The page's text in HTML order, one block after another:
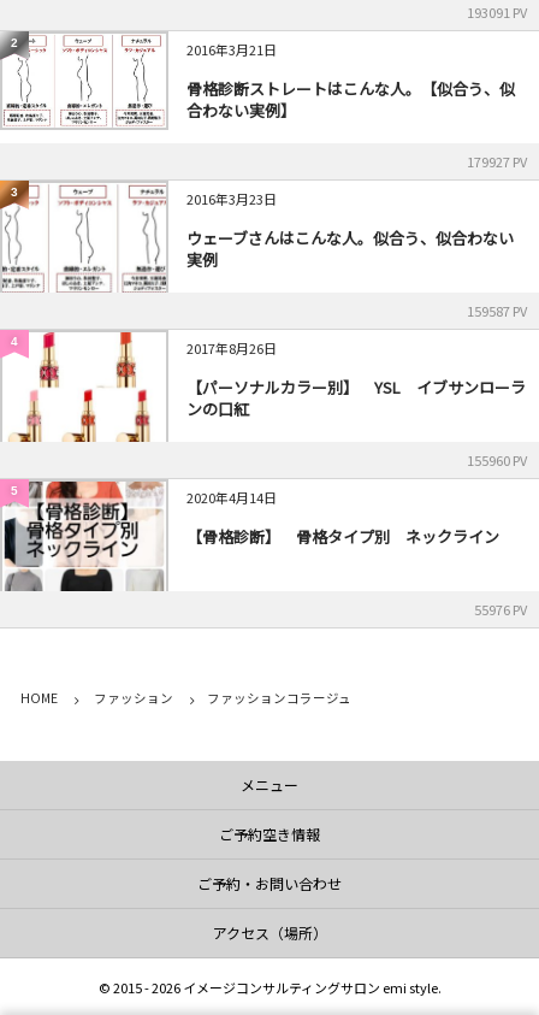
193091 PV
2 2016年3月21日
骨格診断ストレートはこんな人。【似合う、似
合わない実例】
179927 PV
3 2016年3月23日
ウェーブさんはこんな人。似合う、似合わない
実例
159587 PV
4 2017年8月26日
【パーソナルカラー別】 YSL イブサンローラ
ンの口紅
155960 PV
5 2020年4月14日
【骨格診断】 骨格タイプ別 ネックライン
55976 PV
HOME ファッション ファッションコラージュ
メニュー
ご予約空き情報
ご予約・お問い合わせ
アクセス（場所）
©2015 - 2026 イメージコンサルティングサロン emi style.